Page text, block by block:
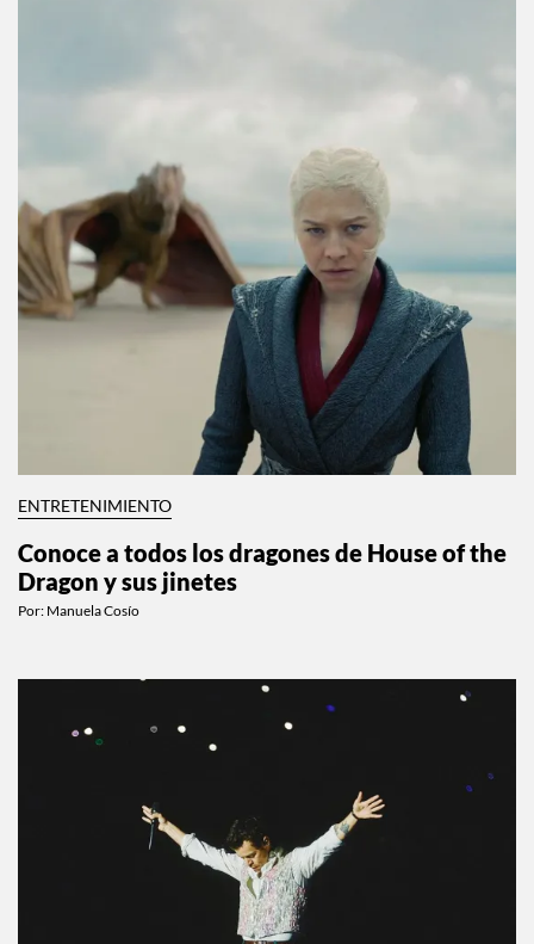
ENTRETENIMIENTO
Conoce a todos los dragones de House of the
Dragon y sus jinetes
Por: Manuela Cosío